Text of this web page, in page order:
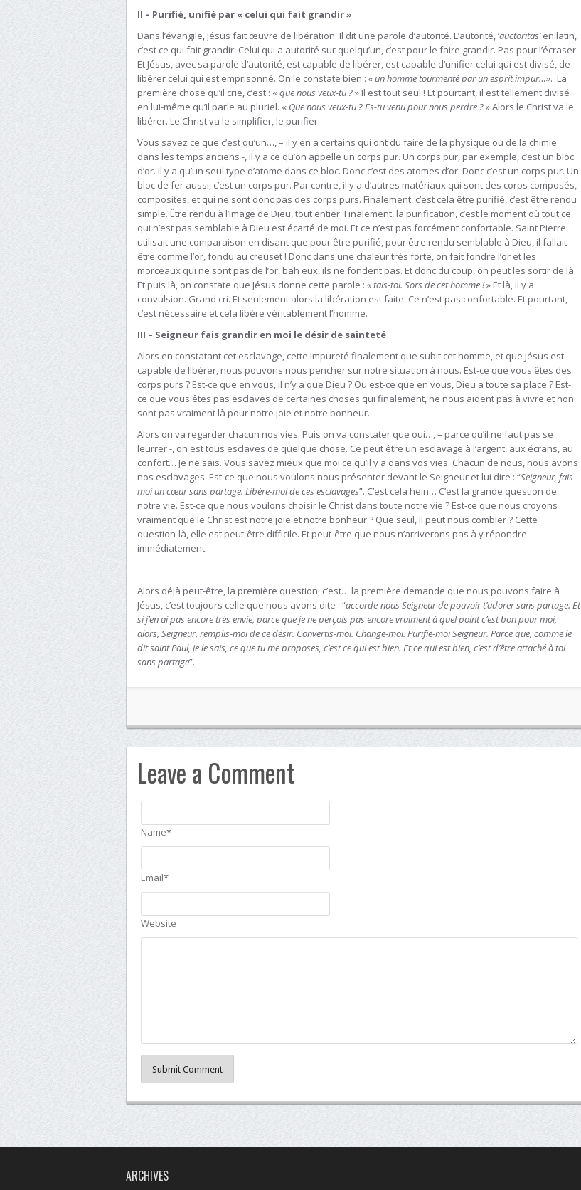
II – Purifié, unifié par « celui qui fait grandir »
Dans l’évangile, Jésus fait œuvre de libération. Il dit une parole d’autorité. L’autorité, ‘auctoritas’en latin,
c’est ce qui fait grandir. Celui qui a autorité sur quelqu’un, c’est pour le faire grandir. Pas pour l’écraser.
Et Jésus, avec sa parole d’autorité, est capable de libérer, est capable d’unifier celui qui est divisé, de
libérer celui qui est emprisonné. On le constate bien : « un homme tourmenté par un esprit impur…». La
première chose qu’il crie, c’est : «que nous veux-tu ?» Il est tout seul ! Et pourtant, il est tellement divisé
en lui-même qu’il parle au pluriel. « Que nous veux-tu ? Es-tu venu pour nous perdre ?» Alors le Christ va le
libérer. Le Christ va le simplifier, le purifier.
Vous savez ce que c’est qu’un…, – il y en a certains qui ont du faire de la physique ou de la chimie
dans les temps anciens -, il y a ce qu’on appelle un corps pur. Un corps pur, par exemple, c’est un bloc
d’or. Il y a qu’un seul type d’atome dans ce bloc. Donc c’est des atomes d’or. Donc c’est un corps pur. Un
bloc de fer aussi, c’est un corps pur. Par contre, il y a d’autres matériaux qui sont des corps composés,
composites, et qui ne sont donc pas des corps purs. Finalement, c’est cela être purifié, c’est être rendu
simple. Être rendu à l’image de Dieu, tout entier. Finalement, la purification, c’est le moment où tout ce
qui n’est pas semblable à Dieu est écarté de moi. Et ce n’est pas forcément confortable. Saint Pierre
utilisait une comparaison en disant que pour être purifié, pour être rendu semblable à Dieu, il fallait
être comme l’or, fondu au creuset ! Donc dans une chaleur très forte, on fait fondre l’or et les
morceaux qui ne sont pas de l’or, bah eux, ils ne fondent pas. Et donc du coup, on peut les sortir de là.
Et puis là, on constate que Jésus donne cette parole : « tais-toi. Sors de cet homme !» Et là, il y a
convulsion. Grand cri. Et seulement alors la libération est faite. Ce n’est pas confortable. Et pourtant,
c’est nécessaire et cela libère véritablement l’homme.
III – Seigneur fais grandir en moi le désir de sainteté
Alors en constatant cet esclavage, cette impureté finalement que subit cet homme, et que Jésus est
capable de libérer, nous pouvons nous pencher sur notre situation à nous. Est-ce que vous êtes des
corps purs ? Est-ce que en vous, il n’y a que Dieu ? Ou est-ce que en vous, Dieu a toute sa place ? Est-
ce que vous êtes pas esclaves de certaines choses qui finalement, ne nous aident pas à vivre et non
sont pas vraiment là pour notre joie et notre bonheur.
Alors on va regarder chacun nos vies. Puis on va constater que oui…, – parce qu’il ne faut pas se
leurrer -, on est tous esclaves de quelque chose. Ce peut être un esclavage à l’argent, aux écrans, au
confort… Je ne sais. Vous savez mieux que moi ce qu’il y a dans vos vies. Chacun de nous, nous avons
nos esclavages. Est-ce que nous voulons nous présenter devant le Seigneur et lui dire : “Seigneur, fais-
moi un cœur sans partage. Libère-moi de ces esclavages”. C’est cela hein… C’est la grande question de
notre vie. Est-ce que nous voulons choisir le Christ dans toute notre vie ? Est-ce que nous croyons
vraiment que le Christ est notre joie et notre bonheur ? Que seul, Il peut nous combler ? Cette
question-là, elle est peut-être difficile. Et peut-être que nous n’arriverons pas à y répondre
immédiatement.
Alors déjà peut-être, la première question, c’est… la première demande que nous pouvons faire à
Jésus, c’est toujours celle que nous avons dite : “accorde-nous Seigneur de pouvoir t’adorer sans partage. Et
si j’en ai pas encore très envie, parce que je ne perçois pas encore vraiment à quel point c’est bon pour moi,
alors, Seigneur, remplis-moi de ce désir. Convertis-moi. Change-moi. Purifie-moi Seigneur. Parce que, comme le
dit saint Paul, je le sais, ce que tu me proposes, c’est ce qui est bien. Et ce qui est bien, c’est d’être attaché à toi
sans partage”.
Leave a Comment
Name*
Email*
Website
Submit Comment
ARCHIVES